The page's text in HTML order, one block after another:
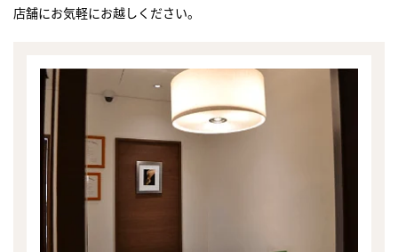
店舗にお気軽にお越しください。